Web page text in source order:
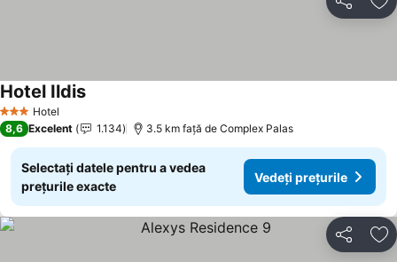
Distribuiți
3 SteleHotel
Hotel Ildis
8,6 Excelent 1.134 3.5 km faţă de Complex Palas
Selectați datele pentru a vedea
prețurile exacte
Vedeți prețurile
Distribuiți